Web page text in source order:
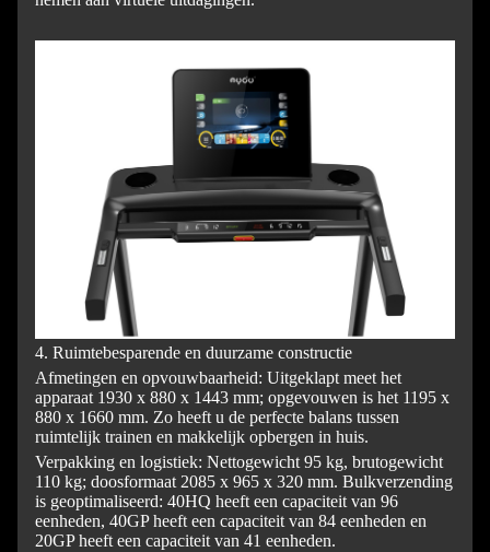
4. Ruimtebesparende en duurzame constructie
Afmetingen en opvouwbaarheid: Uitgeklapt meet het
apparaat 1930 x 880 x 1443 mm; opgevouwen is het 1195 x
880 x 1660 mm. Zo heeft u de perfecte balans tussen
ruimtelijk trainen en makkelijk opbergen in huis.
Verpakking en logistiek: Nettogewicht 95 kg, brutogewicht
110 kg; doosformaat 2085 x 965 x 320 mm. Bulkverzending
is geoptimaliseerd: 40HQ heeft een capaciteit van 96
eenheden, 40GP heeft een capaciteit van 84 eenheden en
20GP heeft een capaciteit van 41 eenheden.